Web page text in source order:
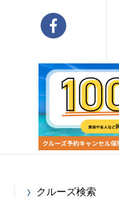
クルーズ検索